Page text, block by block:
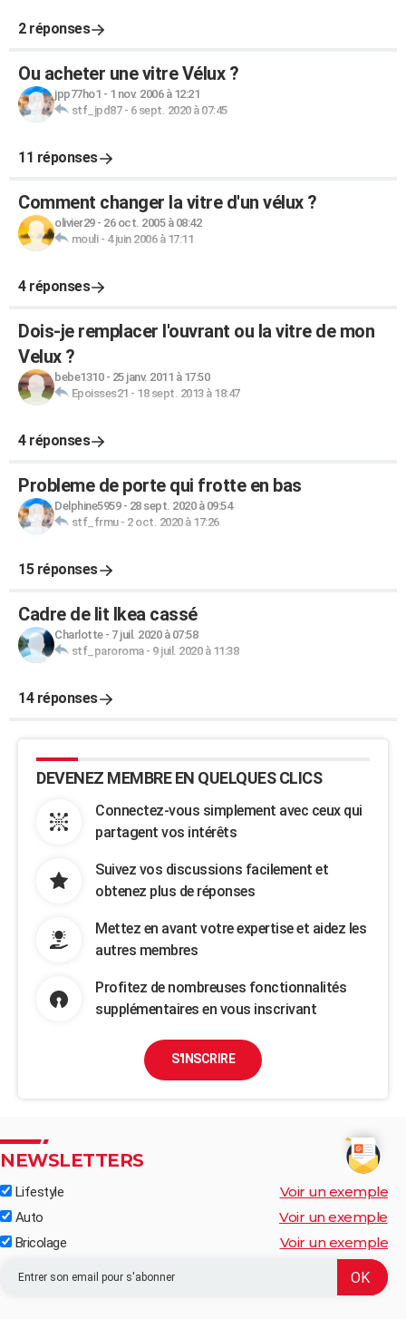
2 réponses
Ou acheter une vitre Vélux ?
jpp77ho1 - 1 nov. 2006 à 12:21
stf_jpd87- 6 sept. 2020 à 07:45
11 réponses
Comment changer la vitre d'un vélux ?
olivier29- 26 oct. 2005 à 08:42
mouli- 4 juin 2006 à 17:11
4 réponses
Dois-je remplacer l'ouvrant ou la vitre de mon
Velux ?
bebe1310- 25 janv. 2011 à 17:50
Epoisses21 - 18 sept. 2013 à 18:47
4 réponses
Probleme de porte qui frotte en bas
Delphine5959- 28 sept. 2020 à 09:54
stf_frmu- 2 oct. 2020 à 17:26
15 réponses
Cadre de lit Ikea cassé
Charlotte- 7 juil. 2020 à 07:58
stf_paroroma- 9 juil. 2020 à 11:38
14 réponses
DEVENEZ MEMBRE EN QUELQUES CLICS
Connectez-vous simplement avec ceux qui
partagent vos intérêts
Suivez vos discussions facilement et
obtenez plus de réponses
Mettez en avant votre expertise et aidez les
autres membres
Profitez de nombreuses fonctionnalités
supplémentaires en vous inscrivant
S'INSCRIRE
NEWSLETTERS
Lifestyle Voir un exemple
Auto Voir un exemple
Bricolage Voir un exemple